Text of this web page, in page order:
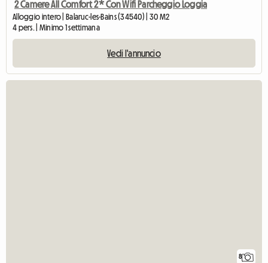
2 Camere All Comfort 2* Con Wifi Parcheggio Loggia
Alloggio intero | Balaruc-les-Bains (34540) | 30 M2
4 pers. | Minimo 1 settimana
Vedi l'annuncio
8